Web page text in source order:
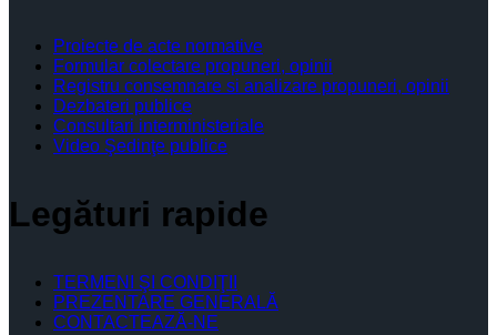
Proiecte de acte normative
Formular colectare propuneri, opinii
Registru consemnare si analizare propuneri, opinii
Dezbateri publice
Consultari interministeriale
Video Şedinţe publice
Legături rapide
TERMENI ŞI CONDIŢII
PREZENTARE GENERALĂ
CONTACTEAZĂ-NE